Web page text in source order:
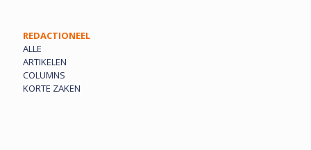
REDACTIONEEL
ALLE
ARTIKELEN
COLUMNS
KORTE ZAKEN